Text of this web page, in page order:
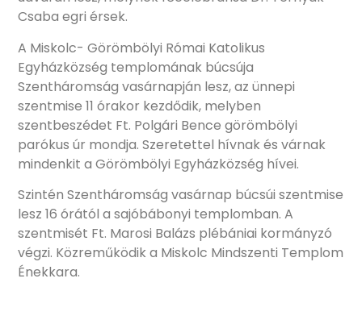
Csaba egri érsek.
A Miskolc- Görömbölyi Római Katolikus
Egyházközség templomának búcsúja
Szentháromság vasárnapján lesz, az ünnepi
szentmise 11 órakor kezdődik, melyben
szentbeszédet Ft. Polgári Bence görömbölyi
parókus úr mondja. Szeretettel hívnak és várnak
mindenkit a Görömbölyi Egyházközség hívei.
Szintén Szentháromság vasárnap búcsúi szentmise
lesz 16 órától a sajóbábonyi templomban. A
szentmisét Ft. Marosi Balázs plébániai kormányzó
végzi. Közreműködik a Miskolc Mindszenti Templom
Énekkara.